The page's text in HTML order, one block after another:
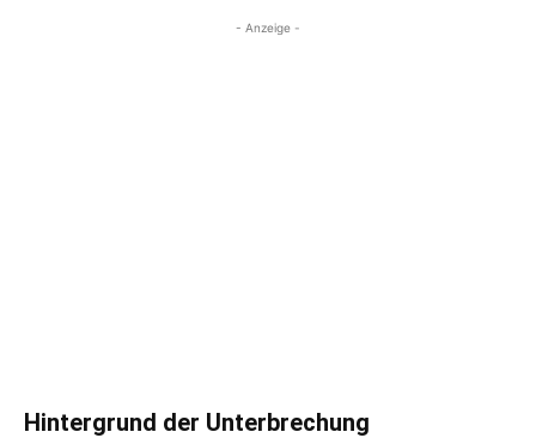
- Anzeige -
Hintergrund der Unterbrechung